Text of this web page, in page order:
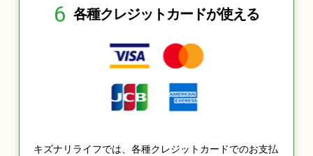
6 各種クレジットカードが使える
キズナリライフでは、各種クレジットカードでのお支払